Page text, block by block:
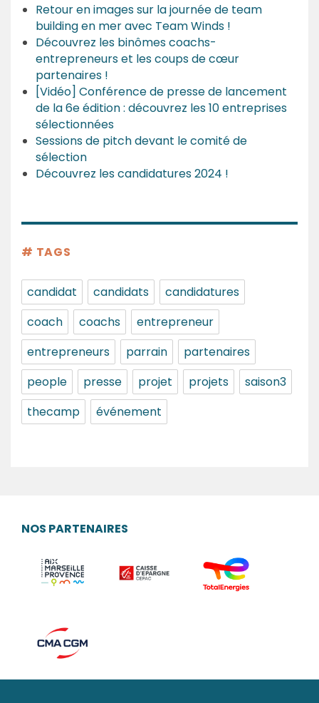
Retour en images sur la journée de team
building en mer avec Team Winds !
Découvrez les binômes coachs-
entrepreneurs et les coups de cœur
partenaires !
[Vidéo] Conférence de presse de lancement
de la 6e édition : découvrez les 10 entreprises
sélectionnées
Sessions de pitch devant le comité de
sélection
Découvrez les candidatures 2024 !
# TAGS
candidat candidats
candidatures
coach
coachs
entrepreneur
entrepreneurs
parrain
partenaires
people
presse projet projets
saison3
thecamp
événement
NOS PARTENAIRES